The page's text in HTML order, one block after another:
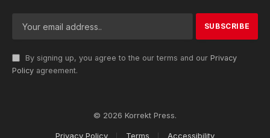
By signing up, you agree to the our terms and our Privacy
Policy agreement.
© 2026 Korrekt Press.
Privacy Policy Terms Accessibility